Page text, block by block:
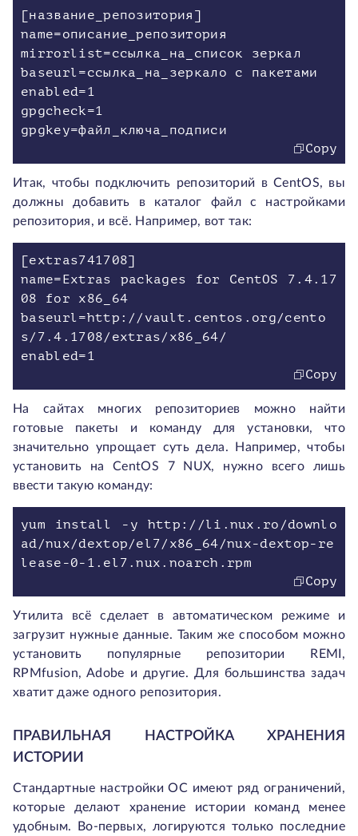
[название_репозитория]
name=описание_репозитория
mirrorlist=ссылка_на_список зеркал
baseurl=ссылка_на_зеркало с пакетами
enabled=1
gpgcheck=1
Copy
Итак, чтобы подключить репозиторий в CentOS, вы
должны добавить в каталог файл с настройками
репозитория, и всё. Например, вот так:
[extras741708]
name=Extras packages for CentOS 7.4.17
08 for x86_64
baseurl=http://vault.centos.org/cento
s/7.4.1708/extras/x86_64/
Copy
На сайтах многих репозиториев можно найти
готовые пакеты и команду для установки, что
значительно упрощает суть дела. Например, чтобы
установить на CentOS 7 NUX, нужно всего лишь
ввести такую команду:
yum install -y http://li.nux.ro/downlo
ad/nux/dextop/el7/x86_64/nux-dextop-re
Copy
Утилита всё сделает в автоматическом режиме и
загрузит нужные данные. Таким же способом можно
установить популярные репозитории REMI,
RPMfusion, Adobe и другие. Для большинства задач
хватит даже одного репозитория.
ПРАВИЛЬНАЯ НАСТРОЙКА ХРАНЕНИЯ
ИСТОРИИ
Стандартные настройки ОС имеют ряд ограничений,
которые делают хранение истории команд менее
удобным. Во-первых, логируются только последние